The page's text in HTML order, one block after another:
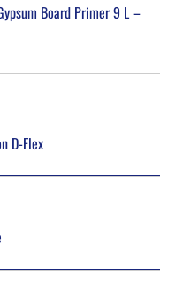
Board Primer 9 L –
D-Flex